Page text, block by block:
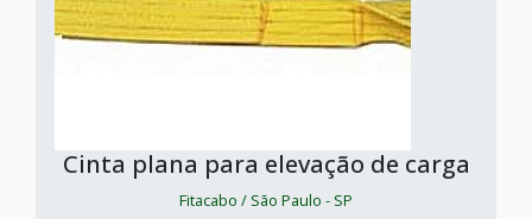
Cinta plana para elevação de carga
Fitacabo / São Paulo - SP